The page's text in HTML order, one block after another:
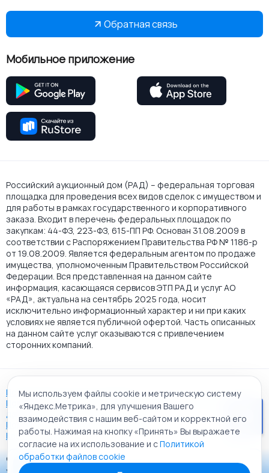
Обратная связь
Мобильное приложение
Российский аукционный дом (РАД) – федеральная торговая
площадка для проведения всех видов сделок с имуществом и
для работы в рамках государственного и корпоративного
заказа. Входит в перечень федеральных площадок по
закупкам: 44-ФЗ, 223-ФЗ, 615-ПП РФ. Основан 31.08.2009 в
соответствии с Распоряжением Правительства РФ № 1186-р
от 19.08.2009. Является федеральным агентом по продаже
имущества, уполномоченным Правительством Российской
Федерации. Вся представленная на данном сайте
информация, касающаяся сервисов ЭТП РАД и услуг АО
«РАД», актуальна на сентябрь 2025 года, носит
исключительно информационный характер и ни при каких
условиях не является публичной офертой. Часть описанных
на данном сайте услуг оказываются с привлечением
сторонних компаний.
Пользовательское соглашение
Политика АО "РАД" в отношении обработки персональных
данных
Политика обработки файлов cookie
Карта сайта
© 2009 - 2026 АО «Российский аукционный дом»
Мы используем файлы cookie и метрическую систему
«Яндекс.Метрика», для улучшения Вашего
взаимодействия с нашим веб-сайтом и корректной его
работы. Нажимая на кнопку «Принять» Вы выражаете
согласие на их использование и сПолитикой
обработки файлов cookie
Приложение «РАД Каталог»